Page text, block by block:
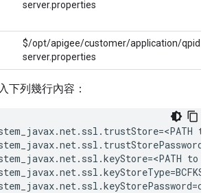
server.properties
$/opt/apigee/customer/application/qpid-
server.properties
下列幾行內容：
to